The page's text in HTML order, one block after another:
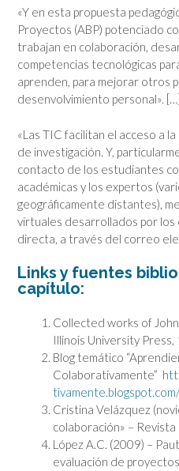
«Y en esta propuesta
Proyectos (ABP) potenciado
trabajan en colaboración,
competencias tecnológicas
aprenden, para mejorar otros
desenvolvimiento personal». […]
«Las TIC facilitan el acceso a
de investigación. Y,
contacto de los estudiantes
académicas y los expertos
geográficamente distantes),
virtuales desarrollados por los
directa, a través del correo
Links y fuentes
capítulo:
Collected works of
Illinois University
Blog temático
Colaborativamente”
tivamente.blogspot.com/
Cristina Velázquez
colaboración» –
López A.C. (2009) –
evaluación de